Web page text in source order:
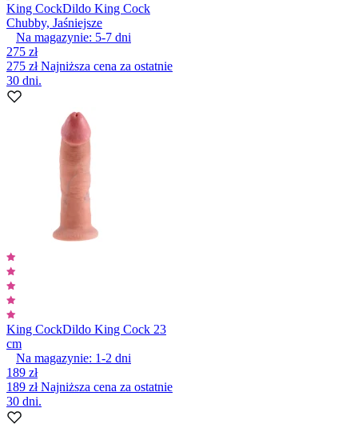
King CockDildo King Cock
Chubby, Jaśniejsze
Na magazynie: 5-7 dni
275 zł
275 złNajniższa cena za ostatnie
30 dni.
King CockDildo King Cock 23
cm
Na magazynie: 1-2 dni
189 zł
189 złNajniższa cena za ostatnie
30 dni.